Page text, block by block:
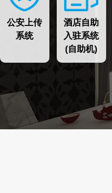
公安上传
系统
酒店自助
入驻系统
(自助机)